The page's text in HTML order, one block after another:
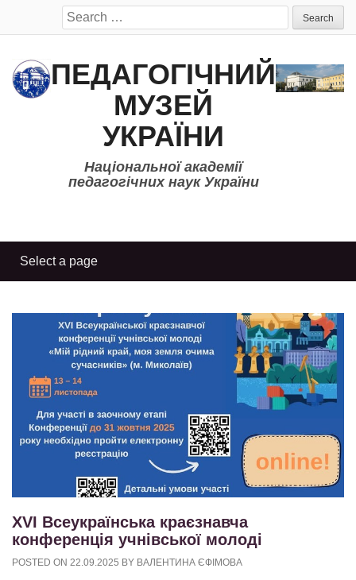
Search
for:
ПЕДАГОГІЧНИЙ
МУЗЕЙ
УКРАЇНИ
Національної академії
педагогічних наук України
ХVІ Всеукраїнська краєзнавча
конференція учнівської молоді
POSTED ON 22.09.2025 BY ВАЛЕНТИНА ЄФІМОВА